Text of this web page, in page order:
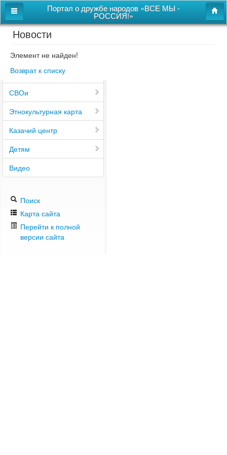
Портал о дружбе народов «ВСЕ МЫ -
РОССИЯ!»
Главная
Дом дружбы народов
Новости
СВОи
Этнокультурная карта
Казачий центр
Детям
Видео
Поиск
Карта сайта
Перейти к полной
версии сайта
Новости
Элемент не найден!
Возврат к списку